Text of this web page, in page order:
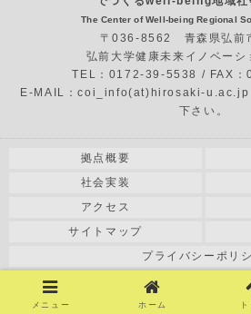
The Center of Well-being Regional
〒036-8562 青森県弘前
弘前大学健康未来イノベーシ
TEL：0172-39-5538 / FAX
E-MAIL：coi_info(at)hirosaki-u.ac.jp
下さい。
拠点概要
社会実装
アクセス
サイトマップ
プライバシーポリ
COPYRIGHT© 2018 HIROSAKI
メニュー ホーム